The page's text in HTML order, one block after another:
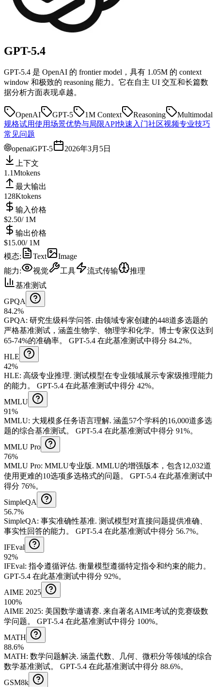
GPT-5.4
GPT-5.4 是 OpenAI 的 frontier model，具有 1.05M 的 context
window 和极致的 reasoning 能力。它在自主 UI 交互和长篇数
据分析方面表现卓越。
OpenAI GPT-5 1M Context Reasoning
Multimodal
规格试用使用场景优势与局限API快速入门社区视频专业技巧
常见问题
openaiGPT-5
2026年3月5日
上下文
1.1Mtokens
最大输出
128Ktokens
输入价格
$2.50/ 1M
输出价格
$15.00/ 1M
模态: Text
Image
能力: 视觉 工具 流式传输
推理
基准测试
GPQA
84.2%
GPQA: 研究生级科学问答. 由领域专家创建的448道多选题的
严格基准测试，涵盖生物学、物理学和化学。博士专家仅达到
65-74%的准确率。
GPT-5.4 在此基准测试中得分 84.2%。
HLE
42%
HLE: 高级专业推理. 测试模型在专业领域展示专家级推理能力
的能力。
GPT-5.4 在此基准测试中得分 42%。
MMLU
91%
MMLU: 大规模多任务语言理解. 涵盖57个学科的16,000道多选
题的综合基准测试。
GPT-5.4 在此基准测试中得分 91%。
MMLU Pro
76%
MMLU Pro: MMLU专业版. MMLU的增强版本，包含12,032道
使用更难的10选项多选格式的问题。
GPT-5.4 在此基准测试中
得分 76%。
SimpleQA
56.7%
SimpleQA: 事实准确性基准. 测试模型对直接问题提供准确、
事实性回答的能力。
GPT-5.4 在此基准测试中得分 56.7%。
IFEval
92%
IFEval: 指令遵循评估. 衡量模型遵循特定指令和约束的能力。
GPT-5.4 在此基准测试中得分 92%。
AIME 2025
100%
AIME 2025: 美国数学邀请赛. 来自著名AIME考试的竞赛级数
学问题。
GPT-5.4 在此基准测试中得分 100%。
MATH
88.6%
MATH: 数学问题解决. 涵盖代数、几何、微积分等领域的综合
数学基准测试。
GPT-5.4 在此基准测试中得分 88.6%。
GSM8k